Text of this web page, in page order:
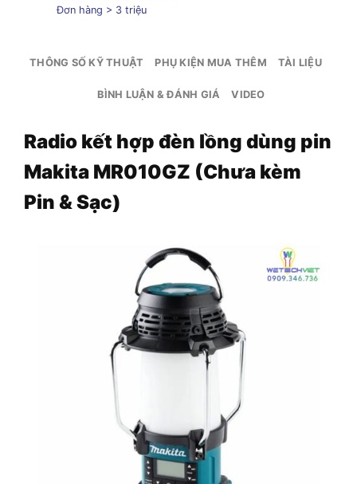
Đơn hàng > 3 triệu
THÔNG SỐ KỸ THUẬT PHỤ KIỆN MUA THÊM TÀI LIỆU
BÌNH LUẬN & ĐÁNH GIÁ VIDEO
Radio kết hợp đèn lồng dùng pin
Makita MR010GZ (Chưa kèm
Pin & Sạc)